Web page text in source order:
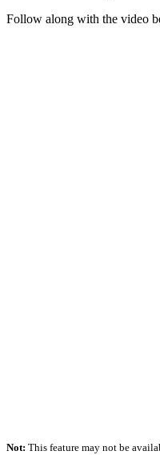
Follow along with the video
Not: This feature may not be